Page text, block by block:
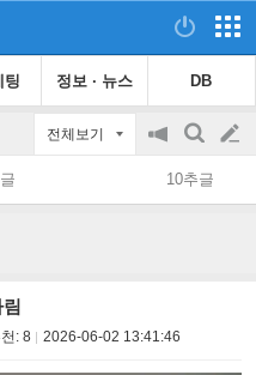
팅 정보 · 뉴스 DB
전체보기
공
지
on/off
검
색
글
쓰
10추글
: 8 2026-06-02 13:41:46